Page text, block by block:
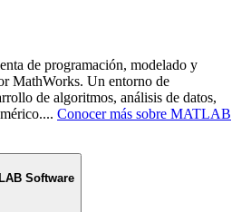
de programación, modelado y
MathWorks. Un entorno de
de algoritmos, análisis de datos,
... Conocer más sobre MATLAB
Software